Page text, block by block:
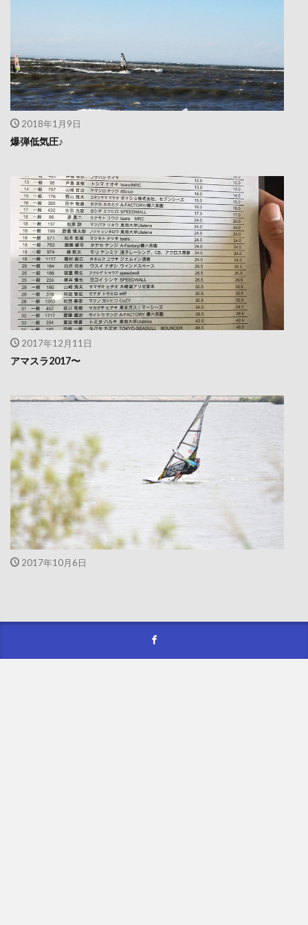
2018年1月9日
爆弾低気圧♪
2017年12月11日
アマスラ2017〜
2017年10月6日